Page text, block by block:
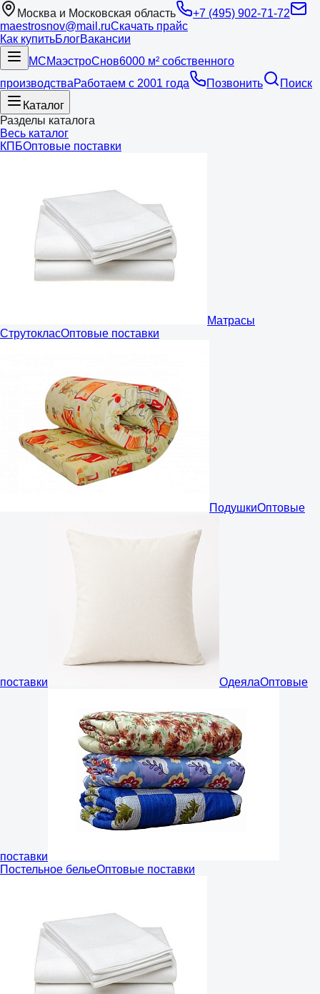
Москва и Московская область
+7 (495) 902-71-72
maestrosnov@mail.ruСкачать прайс
Как купитьБлогВакансии
МСМаэстроСнов6000 м² собственного
производстваРаботаем с 2001 года Позвонить
Поиск
Каталог
Разделы каталога
Весь каталог
КПБОптовые поставки
Матрасы
СтрутокласОптовые поставки
ПодушкиОптовые
поставки ОдеялаОптовые
поставки
Постельное бельеОптовые поставки